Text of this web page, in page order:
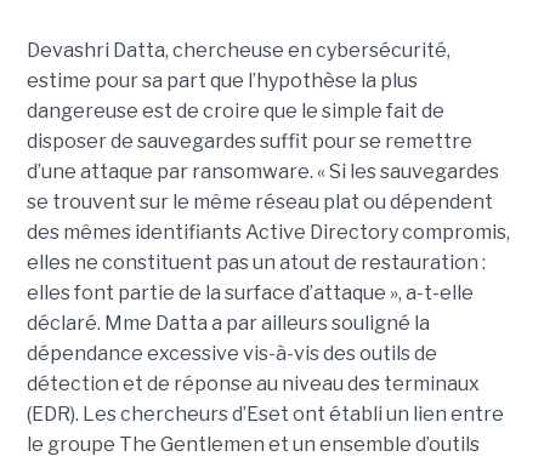
Devashri Datta, chercheuse en cybersécurité,
estime pour sa part que l’hypothèse la plus
dangereuse est de croire que le simple fait de
disposer de sauvegardes suffit pour se remettre
d’une attaque par ransomware. « Si les sauvegardes
se trouvent sur le même réseau plat ou dépendent
des mêmes identifiants Active Directory compromis,
elles ne constituent pas un atout de restauration :
elles font partie de la surface d’attaque », a-t-elle
déclaré. Mme Datta a par ailleurs souligné la
dépendance excessive vis-à-vis des outils de
détection et de réponse au niveau des terminaux
(EDR). Les chercheurs d’Eset ont établi un lien entre
le groupe The Gentlemen et un ensemble d’outils